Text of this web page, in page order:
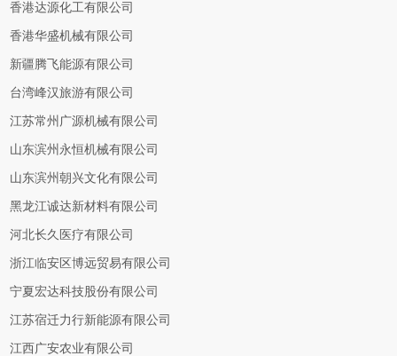
香港达源化工有限公司
香港华盛机械有限公司
新疆腾飞能源有限公司
台湾峰汉旅游有限公司
江苏常州广源机械有限公司
山东滨州永恒机械有限公司
山东滨州朝兴文化有限公司
黑龙江诚达新材料有限公司
河北长久医疗有限公司
浙江临安区博远贸易有限公司
宁夏宏达科技股份有限公司
江苏宿迁力行新能源有限公司
江西广安农业有限公司